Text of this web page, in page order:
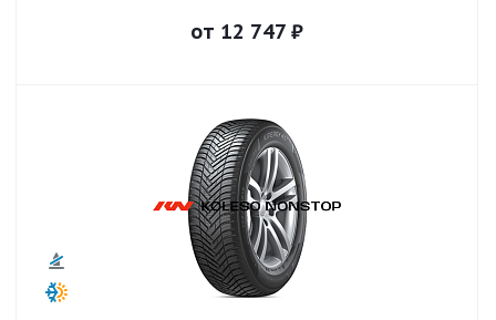
от 12 747 ₽